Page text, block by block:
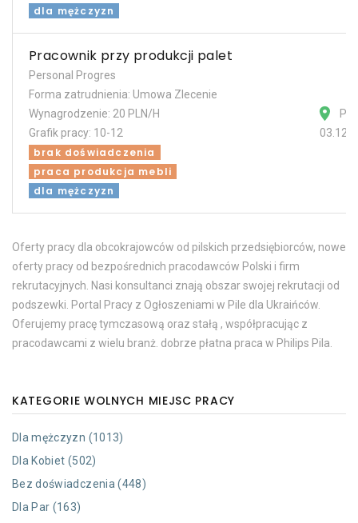
dla mężczyzn
Pracownik przy produkcji palet
Personal Progres
Forma zatrudnienia: Umowa Zlecenie
Wynagrodzenie: 20 PLN/H
Grafik pracy: 10-12
brak doświadczenia
praca produkcja mebli
dla mężczyzn
Piła
Oferty pracy dla obcokrajowców od pilskich przedsiębiorców, nowe
oferty pracy od bezpośrednich pracodawców Polski i firm
rekrutacyjnych. Nasi konsultanci znają obszar swojej rekrutacji od
podszewki. Portal Pracy z Ogłoszeniami w Pile dla Ukraińców.
Oferujemy pracę tymczasową oraz stałą , współpracując z
pracodawcami z wielu branż. dobrze płatna praca w Philips Pila.
KATEGORIE WOLNYCH MIEJSC PRACY
Dla mężczyzn (1013)
Dla Kobiet (502)
Bez doświadczenia (448)
Dla Par (163)